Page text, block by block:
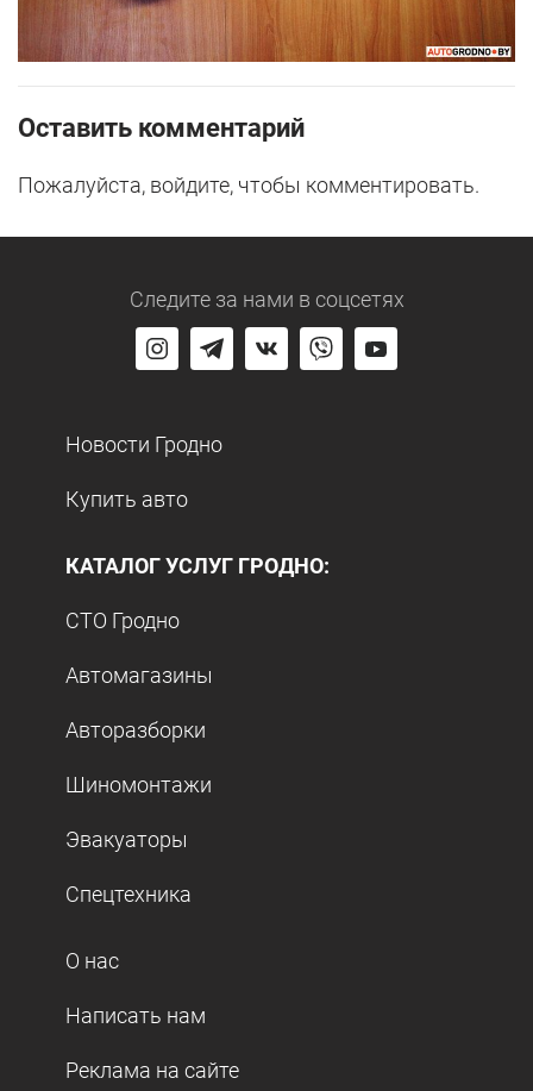
Оставить комментарий
Пожалуйста, войдите, чтобы комментировать.
Следите за нами в соцсетях
Новости Гродно
Купить авто
КАТАЛОГ УСЛУГ ГРОДНО:
СТО Гродно
Автомагазины
Авторазборки
Шиномонтажи
Эвакуаторы
Спецтехника
О нас
Написать нам
Реклама на сайте